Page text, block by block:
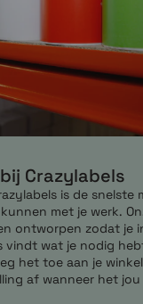
Crazylabels
is de snelste
met je werk.
ontworpen zodat je
vindt wat je nodig
het toe aan je
af wanneer het